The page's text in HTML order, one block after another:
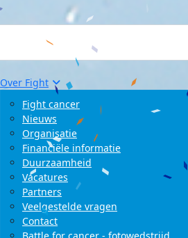
Over Fight
Fight cancer
Nieuws
Organisatie
Financiële informatie
Duurzaamheid
Vacatures
Partners
Veelgestelde vragen
Contact